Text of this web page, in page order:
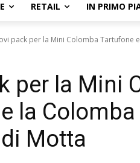
RETAIL IN PRIMO
pack per la Mini Colomba Tartufone
per la Mini
la
Motta